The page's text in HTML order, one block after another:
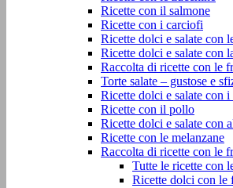
Ricette con il salmone
Ricette con i carciofi
Ricette dolci e salate con
Ricette dolci e salate con
Raccolta di ricette con le
Torte salate – gustose e
Ricette dolci e salate con
Ricette con il pollo
Ricette dolci e salate con
Ricette con le melanzane
Raccolta di ricette con le
Tutte le ricette con
Ricette dolci con le